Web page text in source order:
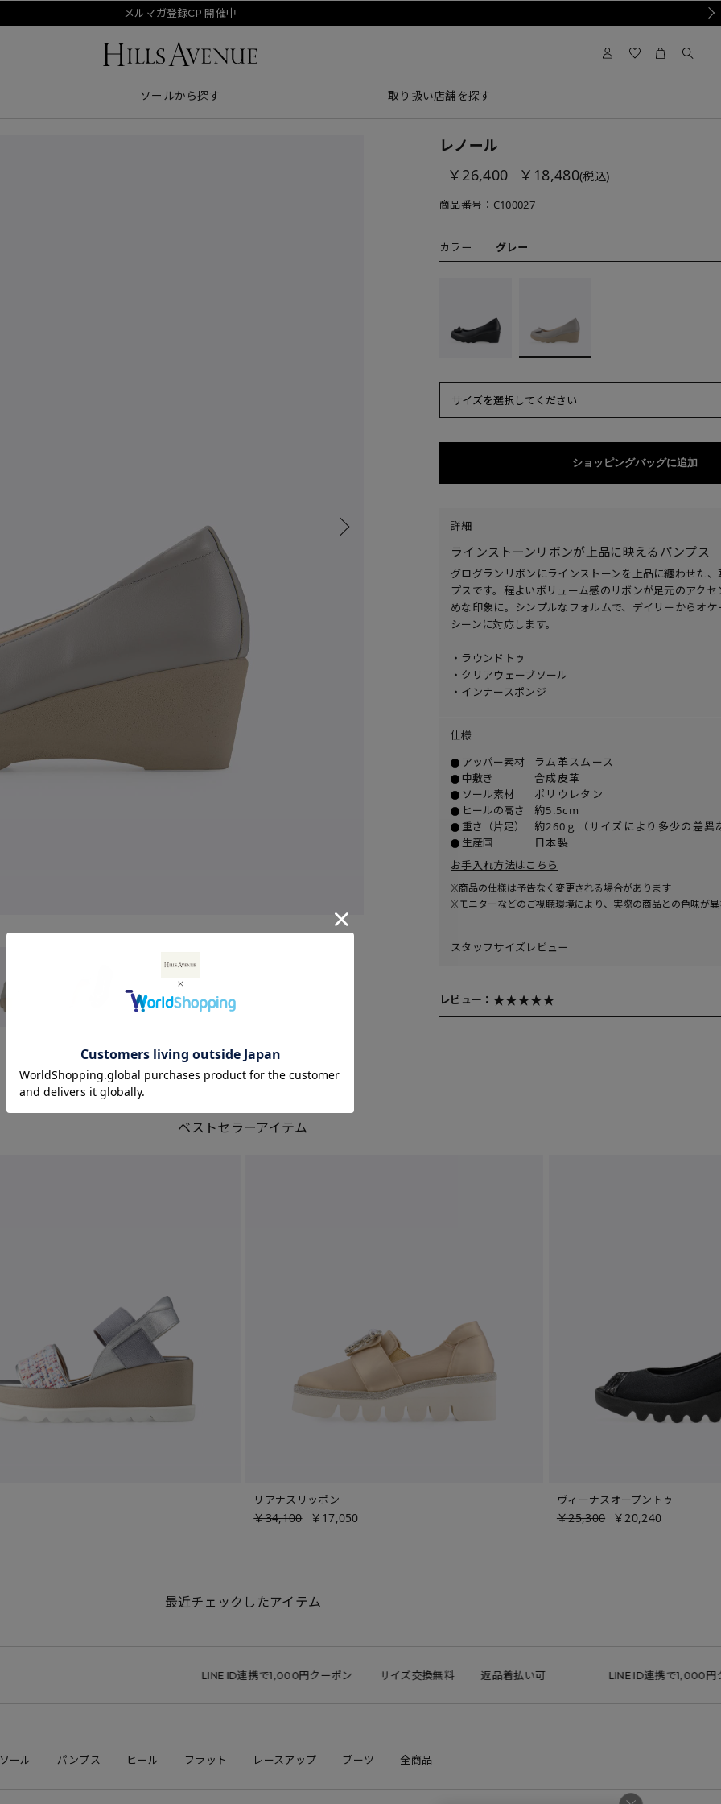
メルマガ登録CP 開催中
ソールから探す 取り扱い店舗を探す
レノール
￥26,400
￥18,480(税込)
商品番号： C100027
カラー グレー
サイズを選択してください
ショッピングバッグに追加
詳細
ラインストーンリボンが上品に映えるパンプス
グログランリボンにラインストーンを上品に纏わせた
プスです。程よいボリューム感のリボンが足元のアク
めな印象に。シンプルなフォルムで、デイリーからオ
シーンに対応します。
・ラウンドトゥ
・クリアウェーブソール
・インナースポンジ
仕様
アッパー素材
ラム革スムース
中敷き
合成皮革
ソール素材
ポリウレタン
ヒールの高さ
約5.5cm
重さ（片足）
約260ｇ（サイズにより多少の差異
生産国
日本製
お手入れ方法はこちら
※商品の仕様は予告なく変更される場合があります
※モニターなどのご視聴環境により、実際の商品との色味が
スタッフサイズレビュー
レビュー：
ベストセラーアイテム
リアナスリッポン
￥34,100 ￥17,050
ヴィーナスオープントゥ
￥25,300 ￥20,240
最近チェックしたアイテム
LINE ID連携で1,000円クーポン サイズ交換無料 返品着払い可 LINE ID連携で1,000円クーポン
ール パンプス ヒール フラット レースアップ ブーツ 全商品